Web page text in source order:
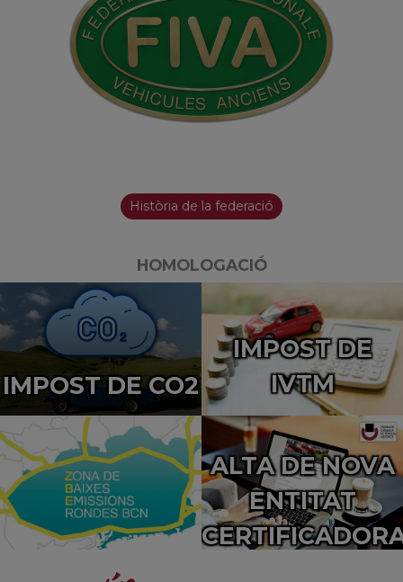
Història de la federació
HOMOLOGACIÓ
IMPOST DE CO2
IMPOST DE
IVTM
ALTA DE NOVA
ENTITAT